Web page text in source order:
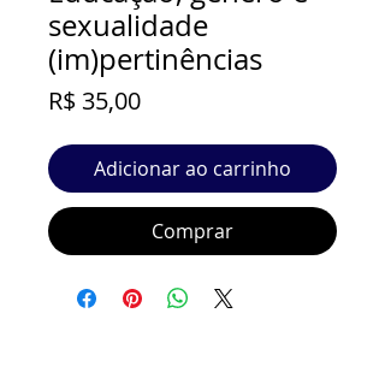
sexualidade
(im)pertinências
R$ 35,00Preço
Adicionar ao carrinho
Comprar